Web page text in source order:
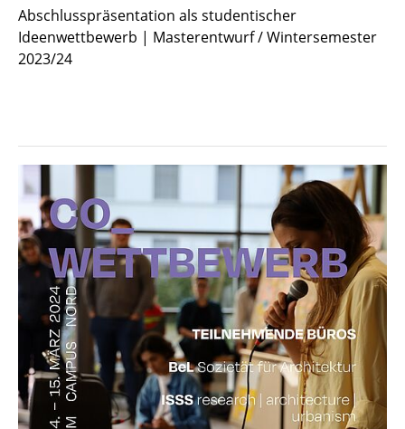
Abschlusspräsentation als studentischer
Ideenwettbewerb | Masterentwurf / Wintersemester
2023/24